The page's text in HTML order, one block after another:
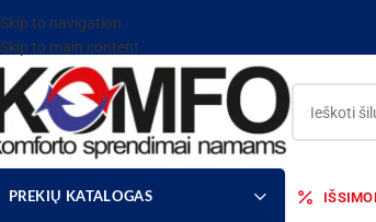
Skip to navigation
Skip to main content
PREKIŲ KATALOGAS